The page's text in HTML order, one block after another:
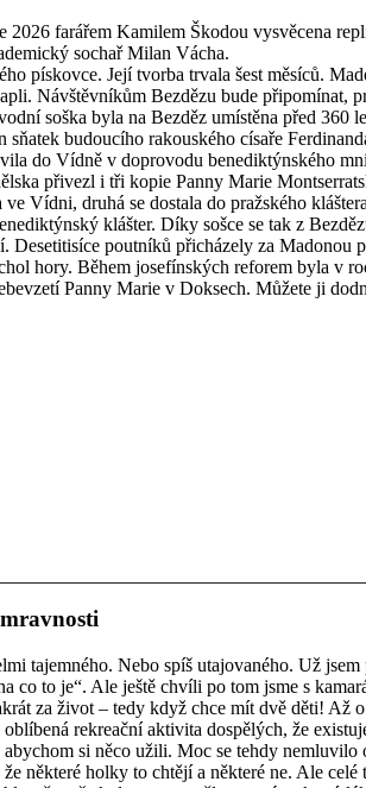
2026 farářem Kamilem Škodou vysvěcena
sochař Milan Vácha.
pískovce. Její tvorba trvala šest měsíců.
Návštěvníkům Bezdězu bude připomínat,
soška byla na Bezděz umístěna před 360
budoucího rakouského císaře
do Vídně v doprovodu benediktýnského
přivezl i tři kopie Panny Marie
ve Vídni, druhá se dostala do pražského
klášter. Díky sošce se tak z
Desetitisíce poutníků přicházely za Madonou
hory. Během josefínských reforem byla v
Panny Marie v Doksech. Můžete ji
tajemného. Nebo spíš utajovaného. Už
co to je“. Ale ještě chvíli po tom jsme s
za život – tedy když chce mít dvě děti! Až
rekreační aktivita dospělých, že
si něco užili. Moc se tehdy nemluvilo
některé holky to chtějí a některé ne. Ale celé